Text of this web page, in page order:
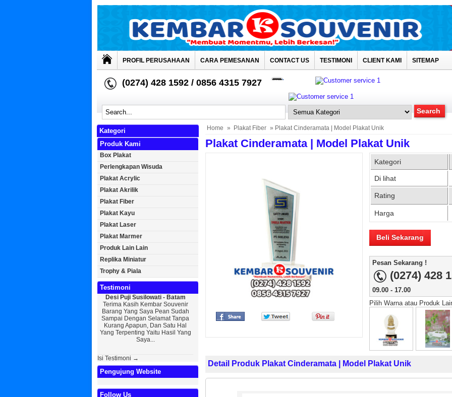
PROFIL PERUSAHAAN CARA PEMESANAN CONTACT US TESTIMONI CLIENT KAMI SITEMAP
(0274) 428 1592 / 0856 4315 7927
Home » Plakat Fiber » Plakat Cinderamata | Model Plakat Unik
Plakat Cinderamata | Model Plakat Unik
Kategori
Di lihat
Rating
Harga
Beli Sekarang
Pesan Sekarang !
(0274) 428
09.00 - 17.00
Pilih Warna atau Produk
Detail Produk Plakat Cinderamata | Model Plakat Unik
Kategori
Produk Kami
Box Plakat
Perlengkapan Wisuda
Plakat Acrylic
Plakat Akrilik
Plakat Fiber
Plakat Kayu
Plakat Laser
Plakat Marmer
Produk Lain Lain
Replika Miniatur
Trophy & Piala
Testimoni
Desi Puji Susilowati - Batam
Terima Kasih Kembar Souvenir
Barang Yang Saya Pean Sudah
Sampai Dengan Selamat Tanpa
Kurang Apapun, Dan Satu Hal
Yang Terpenting Yaitu Hasil Yang
Bayu Kurniawan - Jakarta Pusat
Sedikit Membagikan Kisah Sukses
Saya, Perkenalkan Pak Saya Bayu
Kurniawan Reseller Patung
Wisuda Dan Souvenir Wisuda Di
Kembar Souvenir, Sebetulnya S...
Sunarto - Bandar Lampung
KEPERCAYAAN Awal Ingin Pesan
Souvenir Di Kembar Souvenir
Baskara Abdurrahman -
Tarutung Tapanuli Utara
[ MOTOR IMPIAN ] Ucapan
Kasih Yang Mendalam,
Perkenalkan Pak Saya
Reseller Bapak Yang Sudah
Bekerjasama Dengan Pihak
Bapak. Sek...
Isi Testimoni →
Pengujung Website
Follow Us